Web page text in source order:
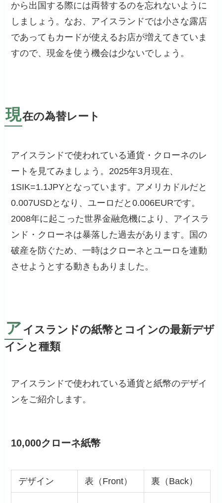
から出国する際には両替するのを忘れないように
しましょう。なお、アイスランドでは小さな露店
であってもカードが使えるお店が増えてきていま
すので、現金を使う機会は少ないでしょう。
現在の為替レート
アイスランドで使われている通貨・クローネのレ
ートを見てみましょう。2025年3月現在、
1SIK=1.1JPYとなっています。アメリカドルだと
0.007USDとなり、ユーロだと0.006EURです。
2008年に起こった世界金融危機により、アイスラ
ンド・クローネは暴落した過去があります。国の
破産を防ぐため、一時はクローネとユーロを連動
させようとする動きもありました。
ア イスランドの紙幣とコインの最新デザ
インと種類
アイスランドで使われている通貨と紙幣のデザイ
ンをご紹介します。
10,000クローネ紙幣
デザイン 表（Front） 裏（Back）